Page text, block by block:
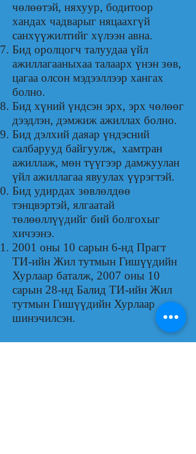
чөлөөтэй, няхуур, бодитоор
хандах чадварыг няцаахгүй
санхүүжилтийг хүлээн авна.
Бид оролцогч талуудаа үйл
ажиллагааныхаа талаарх үнэн зөв,
цагаа олсон мэдээллээр хангах
болно.
Бид хүний үндсэн эрх, эрх чөлөөг
дээдлэн, дэмжиж ажиллах болно.
Бид дэлхий даяар үндэсний
салбарууд байгуулж, хамтран
ажиллаж, мөн түүгээр дамжуулан
үйл ажиллагаа явуулах үүрэгтэй.
Бид удирдах зөвлөлдөө
тэнцвэртэй, ялгаатай
төлөөллүүдийг бий болгохыг
хичээнэ.
2001 оны 10 сарын 6-нд Прагт
ТИ-ийн Жил тутмын Гишүүдийн
Хурлаар баталж, 2007 оны 10
сарын 28-нд Балид ТИ-ийн Жил
тутмын Гишүүдийн Хурлаар
шинэчилсэн.